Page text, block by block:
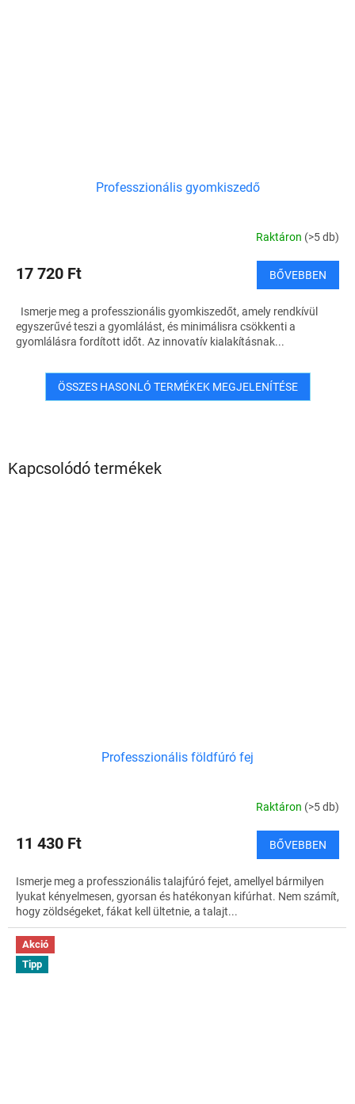
Kapcsolódó termékek
Professzionális földfúró fej
Raktáron (>5 db)
11 430 Ft BŐVEBBEN
Ismerje meg a professzionális talajfúró fejet, amellyel bármilyen
lyukat kényelmesen, gyorsan és hatékonyan kifúrhat. Nem számít,
hogy zöldségeket, fákat kell ültetnie, a talajt...
Akció
Tipp
Professzionális gyomkiszedő
Raktáron (>5 db)
17 720 Ft BŐVEBBEN
Ismerje meg a professzionális gyomkiszedőt, amely rendkívül
egyszerűvé teszi a gyomlálást, és minimálisra csökkenti a
gyomlálásra fordított időt. Az innovatív kialakításnak...
ÖSSZES HASONLÓ TERMÉKEK MEGJELENÍTÉSE